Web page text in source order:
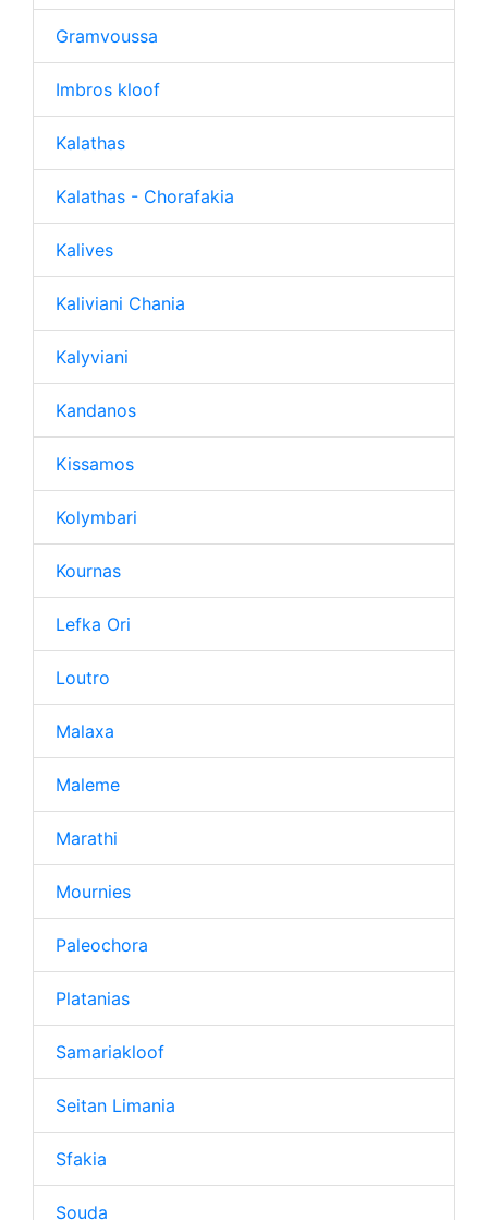
Gramvoussa
Imbros kloof
Kalathas
Kalathas - Chorafakia
Kalives
Kaliviani Chania
Kalyviani
Kandanos
Kissamos
Kolymbari
Kournas
Lefka Ori
Loutro
Malaxa
Maleme
Marathi
Mournies
Paleochora
Platanias
Samariakloof
Seitan Limania
Sfakia
Souda